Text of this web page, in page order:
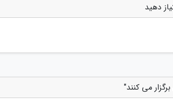
دهید
می کنند"